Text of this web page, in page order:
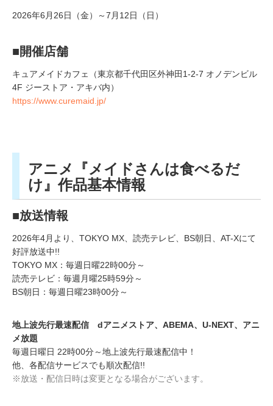
2026年6月26日（金）～7月12日（日）
■開催店舗
キュアメイドカフェ（東京都千代田区外神田1-2-7 オノデンビル
4F ジーストア・アキバ内）
https://www.curemaid.jp/
アニメ『メイドさんは食べるだ
け』作品基本情報
■放送情報
2026年4月より、TOKYO MX、読売テレビ、BS朝日、AT-Xにて
好評放送中!!
TOKYO MX：毎週日曜22時00分～
読売テレビ：毎週月曜25時59分～
BS朝日：毎週日曜23時00分～
地上波先行最速配信 dアニメストア、ABEMA、U-NEXT、アニ
メ放題
毎週日曜日 22時00分～地上波先行最速配信中！
他、各配信サービスでも順次配信!!
※放送・配信日時は変更となる場合がございます。